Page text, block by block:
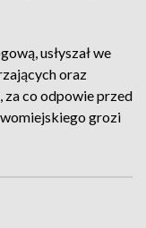
usłyszał we
oraz
za co odpowie przed
grozi